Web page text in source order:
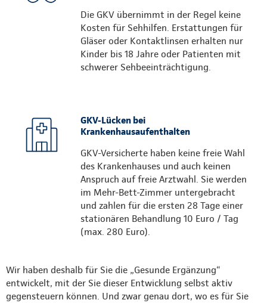
Die GKV übernimmt in der Regel keine
Kosten für Sehhilfen. Erstattungen für
Gläser oder Kontaktlinsen erhalten nur
Kinder bis 18 Jahre oder Patienten mit
schwerer Sehbeeinträchtigung.
GKV-Lücken bei
Krankenhausaufenthalten
GKV-Versicherte haben keine freie Wahl
des Krankenhauses und auch keinen
Anspruch auf freie Arztwahl. Sie werden
im Mehr-Bett-Zimmer untergebracht
und zahlen für die ersten 28 Tage einer
stationären Behandlung 10 Euro / Tag
(max. 280 Euro).
Wir haben deshalb für Sie die „Gesunde Ergänzung“
entwickelt, mit der Sie dieser Entwicklung selbst aktiv
gegensteuern können. Und zwar genau dort, wo es für Sie